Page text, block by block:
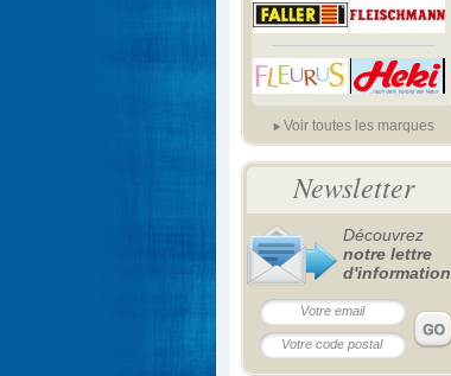
Voir toutes les marques
Newsletter
Découvrez
notre lettre
d'information